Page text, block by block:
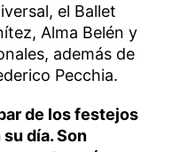
el Ballet
Alma Belén y
además de
Pecchia.
de los festejos
día. Son